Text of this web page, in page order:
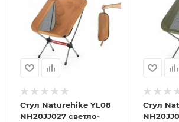
Стул Naturehike YL08
NH20JJ027 светло-
Стул